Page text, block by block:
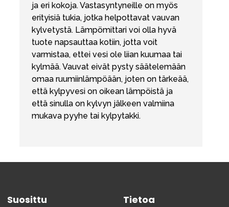
ja eri kokoja. Vastasyntyneille on myös
erityisiä tukia, jotka helpottavat vauvan
kylvetystä. Lämpömittari voi olla hyvä
tuote napsauttaa kotiin, jotta voit
varmistaa, ettei vesi ole liian kuumaa tai
kylmää. Vauvat eivät pysty säätelemään
omaa ruumiinlämpöään, joten on tärkeää,
että kylpyvesi on oikean lämpöistä ja
että sinulla on kylvyn jälkeen valmiina
mukava pyyhe tai kylpytakki.
Suosittu Tietoa